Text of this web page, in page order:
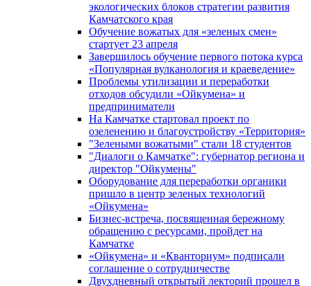
экологических блоков стратегии развития
Камчатского края
Обучение вожатых для «зеленых смен»
стартует 23 апреля
Завершилось обучение первого потока курса
«Популярная вулканология и краеведение»
Проблемы утилизации и переработки
отходов обсудили «Ойкумена» и
предприниматели
На Камчатке стартовал проект по
озеленению и благоустройству «Территория»
"Зелеными вожатыми" стали 18 студентов
"Диалоги о Камчатке": губернатор региона и
директор "Ойкумены"
Оборудование для переработки органики
пришло в центр зеленых технологий
«Ойкумена»
Бизнес-встреча, посвященная бережному
обращению с ресурсами, пройдет на
Камчатке
«Ойкумена» и «Кванториум» подписали
соглашение о сотрудничестве
Двухдневный открытый лекторий прошел в